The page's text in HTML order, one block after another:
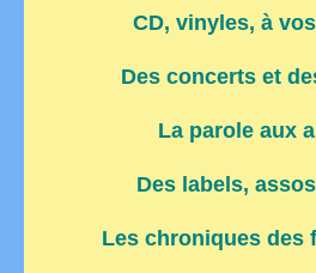
CD, vinyles, à
Des concerts et
La parole aux
Des labels,
Les chroniques des